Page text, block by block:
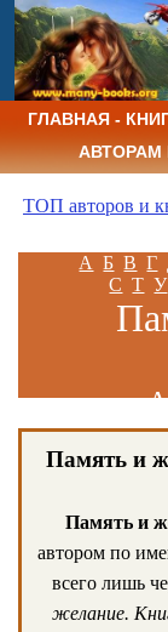
ГЛАВНАЯ -
АВТОРАМ
ТОП авторов и
А Б В Г
С Т У
Память и
Память и
автором по
всего лишь
желание.